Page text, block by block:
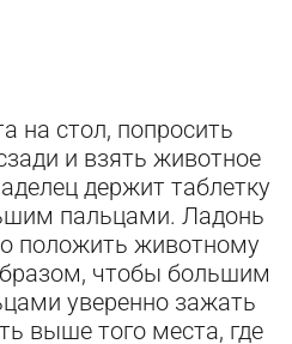
на стол, попросить
и взять животное
держит таблетку
пальцами. Ладонь
положить животному
чтобы большим
уверенно зажать
выше того места, где